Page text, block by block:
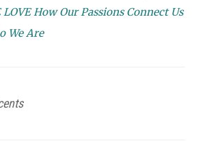
LOVE How Our Passions Connect Us
We Are